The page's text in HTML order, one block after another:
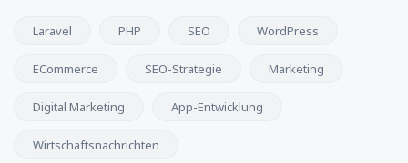
Laravel PHP SEO WordPress
ECommerce SEO-Strategie Marketing
Digital Marketing App-Entwicklung
Wirtschaftsnachrichten